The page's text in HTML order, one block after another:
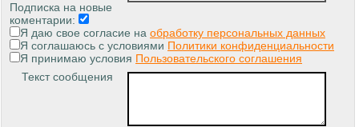
Подписка на новые
коментарии:
Я даю свое согласие на обработку персональных данных
Я соглашаюсь с условиями Политики конфиденциальности
Я принимаю условия Пользовательского соглашения
Текст сообщения